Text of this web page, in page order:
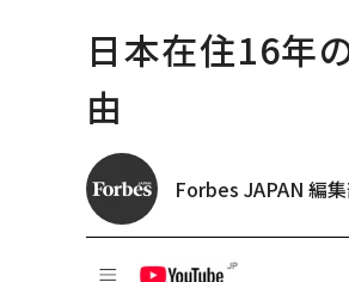
日本在住16年
由
Forbes JAPAN 編